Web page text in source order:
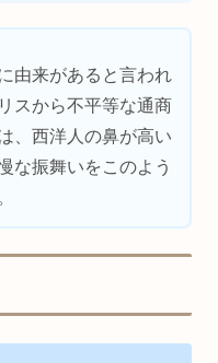
由来があると言われ
スから不平等な通商
、西洋人の鼻が高い
な振舞いをこのよう